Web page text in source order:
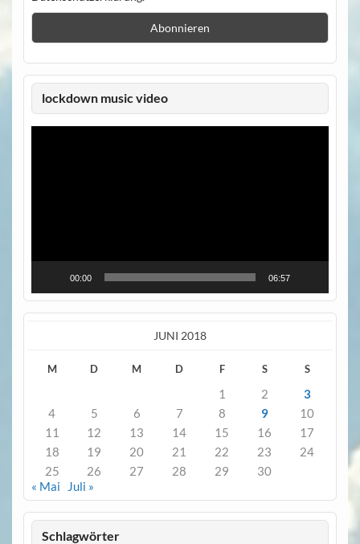
lockdown music video
Video-
00:00 06:57
JUNI 2018
M D M D F S S
1 2
3
4
5 6 7 8 9
10
11
12 13 14 15 16
17
18
19 20 21 22 23
24
25
26 27 28 29
30
« Mai
Juli »
Schlagwörter